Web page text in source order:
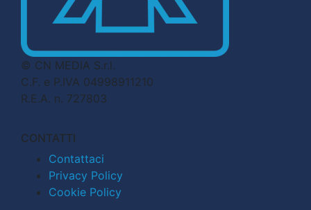
© CN MEDIA S.r.l.
C.F. e P.IVA 04998911210
R.E.A. n. 727803
CONTATTI
Contattaci
Privacy Policy
Cookie Policy